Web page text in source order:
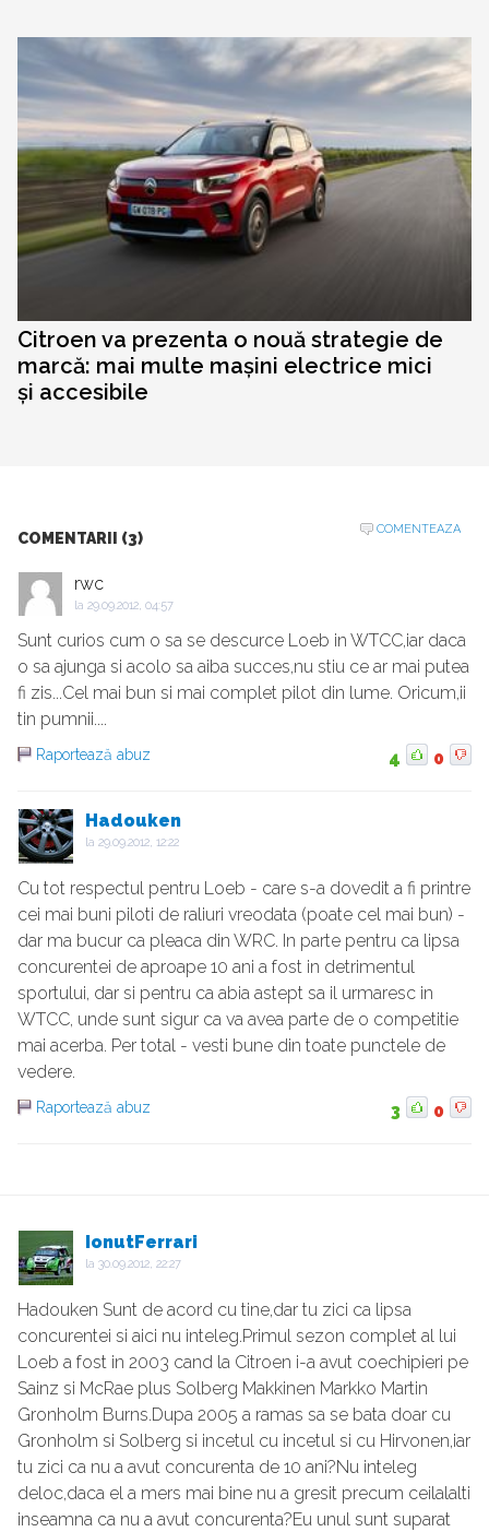
Citroen va prezenta o nouă strategie de
marcă: mai multe mașini electrice mici
și accesibile
COMENTARII (3)
COMENTEAZA
rwc
la 29.09.2012, 04:57
Sunt curios cum o sa se descurce Loeb in WTCC,iar daca
o sa ajunga si acolo sa aiba succes,nu stiu ce ar mai putea
fi zis...Cel mai bun si mai complet pilot din lume. Oricum,ii
tin pumnii....
Raportează abuz 4 0
Hadouken
la 29.09.2012, 12:22
Cu tot respectul pentru Loeb - care s-a dovedit a fi printre
cei mai buni piloti de raliuri vreodata (poate cel mai bun) -
dar ma bucur ca pleaca din WRC. In parte pentru ca lipsa
concurentei de aproape 10 ani a fost in detrimentul
sportului, dar si pentru ca abia astept sa il urmaresc in
WTCC, unde sunt sigur ca va avea parte de o competitie
mai acerba. Per total - vesti bune din toate punctele de
vedere.
Raportează abuz 3 0
IonutFerrari
la 30.09.2012, 22:27
Hadouken Sunt de acord cu tine,dar tu zici ca lipsa
concurentei si aici nu inteleg.Primul sezon complet al lui
Loeb a fost in 2003 cand la Citroen i-a avut coechipieri pe
Sainz si McRae plus Solberg Makkinen Markko Martin
Gronholm Burns.Dupa 2005 a ramas sa se bata doar cu
Gronholm si Solberg si incetul cu incetul si cu Hirvonen,iar
tu zici ca nu a avut concurenta de 10 ani?Nu inteleg
deloc,daca el a mers mai bine nu a gresit precum ceilalalti
inseamna ca nu a avut concurenta?Eu unul sunt suparat